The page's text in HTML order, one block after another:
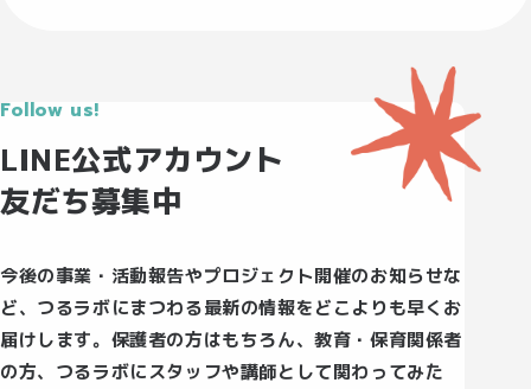
Follow us!
LINE公式アカウント
友だち募集中
今後の事業・活動報告やプロジェクト開催のお知らせな
ど、つるラボにまつわる最新の情報をどこよりも早くお
届けします。保護者の方はもちろん、教育・保育関係者
の方、つるラボにスタッフや講師として関わってみた